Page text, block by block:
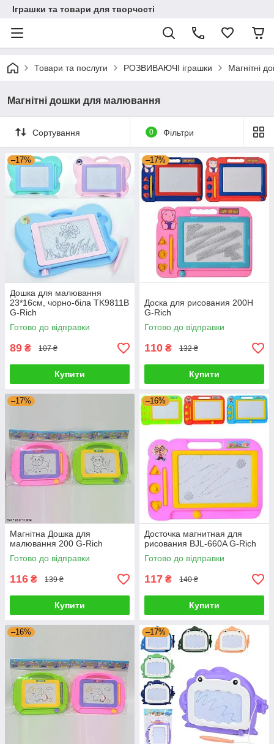
Іграшки та товари для творчості
Товари та послуги РОЗВИВАЮЧІ іграшки Магнітні
Магнітні дошки для малювання
Сортування 0 Фільтри
–17%
Дошка для малювання
23*16см, чорно-біла TK9811B
G-Rich
Готово до відправки
89 ₴ 107 ₴
Купити
–17%
Доска для рисования 200H
G-Rich
Готово до відправки
110 ₴ 132 ₴
Купити
–17%
Магнітна Дошка для
малювання 200 G-Rich
Готово до відправки
116 ₴ 139 ₴
Купити
–16%
Досточка магнитная для
рисования BJL-660A G-Rich
Готово до відправки
117 ₴ 140 ₴
Купити
–16% –17%